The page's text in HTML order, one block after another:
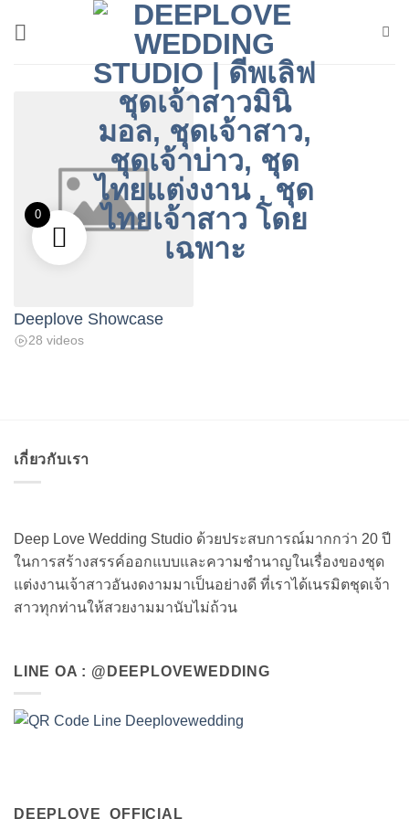
Deeplove Showcase
28 videos
เกี่ยวกับเรา
Deep Love Wedding Studio ด้วยประสบการณ์มากกว่า 20 ปี
ในการสร้างสรรค์ออกแบบและความชำนาญในเรื่องของชุด
แต่งงานเจ้าสาวอันงดงามมาเป็นอย่างดี ที่เราได้เนรมิตชุดเจ้า
สาวทุกท่านให้สวยงามมานับไม่ถ้วน
LINE OA : @DEEPLOVEWEDDING
DEEPLOVE_OFFICIAL
0